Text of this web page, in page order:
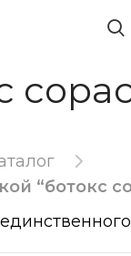
“ботокс